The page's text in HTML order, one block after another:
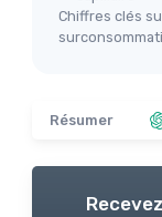
Chiffres clés
Résumer